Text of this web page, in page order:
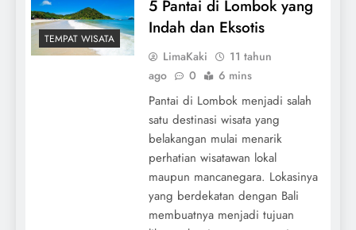
TEMPAT WISATA
5 Pantai di Lombok yang
Indah dan Eksotis
LimaKaki
11 tahun
ago
0 6 mins
Pantai di Lombok menjadi salah
satu destinasi wisata yang
belakangan mulai menarik
perhatian wisatawan lokal
maupun mancanegara. Lokasinya
yang berdekatan dengan Bali
membuatnya menjadi tujuan